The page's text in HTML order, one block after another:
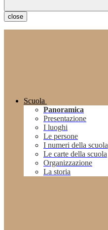
close
Scuola
Panoramica
Presentazione
I luoghi
Le persone
I numeri della scuola
Le carte della scuola
Organizzazione
La storia